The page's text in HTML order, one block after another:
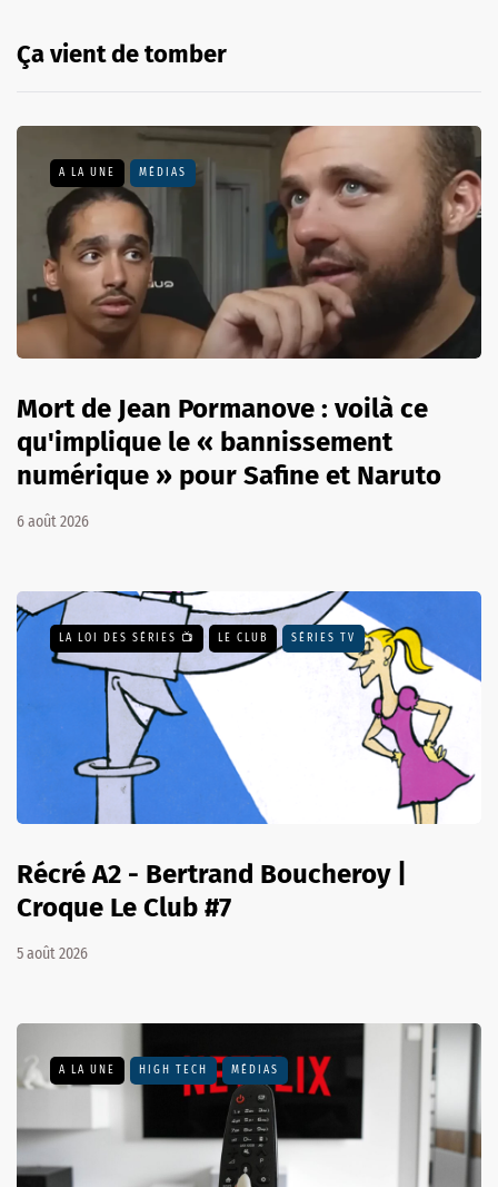
Ça vient de tomber
A LA UNE MÉDIAS
Mort de Jean Pormanove : voilà ce
qu'implique le « bannissement
numérique » pour Safine et Naruto
6 août 2026
LA LOI DES SÉRIES 📺 LE CLUB SÉRIES TV
Récré A2 - Bertrand Boucheroy |
Croque Le Club #7
5 août 2026
A LA UNE HIGH TECH MÉDIAS